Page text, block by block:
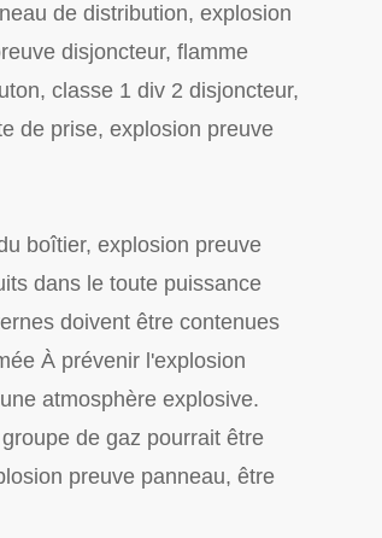
de distribution, explosion
disjoncteur, flamme
classe 1 div 2 disjoncteur,
de prise, explosion preuve
boîtier, explosion preuve
dans le toute puissance
doivent être contenues
À prévenir l'explosion
atmosphère explosive.
de gaz pourrait être
preuve panneau, être